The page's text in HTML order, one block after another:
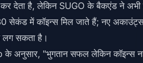
देता है, लेकिन SUGO के बैकएंड ने अभी
सेकंड में कॉइन्स मिल जाते हैं; नए
लग सकता है।
अनुसार, "भुगतान सफल लेकिन कॉइन्स